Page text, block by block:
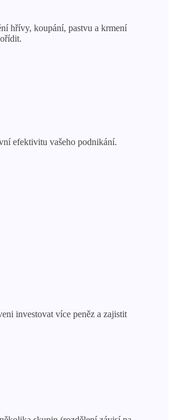
hřívy, koupání, pastvu a krmení
efektivitu vašeho podnikání.
investovat více peněz a zajistit